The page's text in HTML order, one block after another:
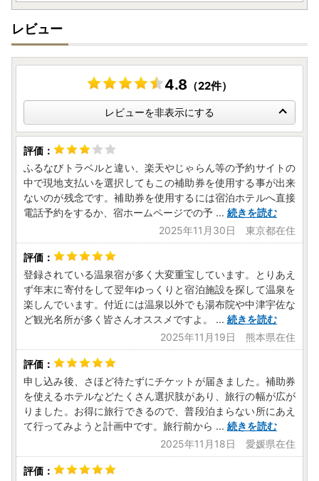
●注意事項
※本ページはふるさと納税専用ページです。
・寄附のキャンセル、返礼品の変更・返品はできません。
・住民票が別府市にある方は、返礼品の送付対象になりませ
「注文者情報が住民票情報と同じ」か、お申込み前に必ず
ご確認ください。
・20歳未満の方への酒類の販売は固くお断りしておりま
す。
📢返礼品配送について ※必ずご確認ください※
・お届け先を変更(転送)する場合(発送後を含む)、転送料が
かかる場合がございますので、ご住所にお間違いがないか十
分にご確認の上お申込みください。
・配送日はご指定いただけません。ただし、長期不在等のご
予定がある場合は、事前にご連絡ください。
・配送業者の保管期限内にお届けの完了ができない場合、返
礼品の引き戻し等を行わせていただきます。
またその際、返礼品の再送はいたしかねますのでご了承くだ
・寄附者様ご都合のお受け取り遅延で、生鮮食品等の腐敗や
破損が発生した場合も、再送はいたしかねます。
あらかじめご了承くださいませ。
レビュー
4.8 （22件）
レビューを非表示にする
ふるなびトラベルと違い、楽天やじゃらん等の予約サイトの
中で現地支払いを選択してもこの補助券を使用する事が出来
ないのが残念です。補助券を使用するには宿泊ホテルへ直接
電話予約をするか、宿ホームページでの予 ... 続きを読む
2025年11月30日 東京都在住
登録されている温泉宿が多く大変重宝しています。とりあえ
ず年末に寄付をして翌年ゆっくりと宿泊施設を探して温泉を
楽しんでいます。付近には温泉以外でも湯布院や中津宇佐な
ど観光名所が多く皆さんオススメですよ。
... 続きを読む
2025年11月19日 熊本県在住
申し込み後、さほど待たずにチケットが届きました。補助券
を使えるホテルなどたくさん選択肢があり、旅行の幅が広が
りました。お得に旅行できるので、普段泊まらない所にあえ
て行ってみようと計画中です。旅行前から ... 続きを読む
2025年11月18日 愛媛県在住